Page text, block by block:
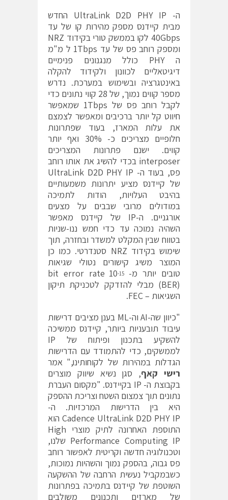
ה- UltraLink D2D PHY IP החדש
מבית קיידנס מספק מהירות קו של עד
40Gbps לקו בממשק טורי בקידוד NRZ
ומספק רוחב פס של עד 1Tbps ל מ"מ
ה PHY כולל מנגנונים פנימיים
דיגיטאליים לכוונון ולקידוד להקלה
באינטגרציה ובשימוש במערכת. נדרש
מספר קווים נמוך, של 28 קווי נתונים כדי
לקבל רוחב פס של 1Tbps שמאפשר
חיווט קל יותר ברכיבים ומאפשר לצמצם
את עלות המארז, בעוד שפתרונות
חלופיים מצריכים כ- 30% ואף יותר
קווים. ישנם פתרונות המצריכים
interposer בכדי להשיג את אותו רוחב
פס, בעוד ה- UltraLink D2D PHY IP
של קיידנס מציע יתרונות משמעותיים
בהיבט העלויות, הודות לתמיכה
במודולים מרובי שבבים על מצעים
אורגניים. ה-IP של קיידנס מאפשר
השהיה נמוכה עד כדי חמש ננו-שניות
בטווח שבין המקלט למשדר ובחזרה, תוך
שימוש בקידוד NRZ סטנדרטי. כמו כן
המוצר משיג קישורים נטולי שגיאות
טובים יותר מ- 10-15
bit error rate
(BER) מבלי להזדקק לטכניקת תיקון
השגיאות – FEC.
"כיוון שה-AI וה-ML בענן מציבים דרישות
עיבוד תובעניות ביותר, קיידנס ממשיכה
להשקיע בתכנון ופיתוח של IP
לממשקים, כדי להתמודד עם הדרישות
הגדלות במהירות של לקוחותינו," אמר
רישי קאף, סגן נשיא שיווק מוצרים
בקבוצת ה- IP בקיידנס. "מקסום העברת
נתונים תוך צמצום השטח וצריכת ההספק
היא בין הדרישות המרכזיות. ה-
Cadence UltraLink D2D PHY IP הוא
התוספת האחרונה לתיק מוצרי High
Performance Computing IP שלנו,
וטכנולוגיה חדשה וקריטית לאפשור רוחב
פס גבוה, בהספק נמוך והשהיות נמוכות,
כשבמקביל נעשית הרחבה של ההשקעה
השוטפת של קיידנס בתמיכה בפתרונות
של מארזים ותכנונים משולבים